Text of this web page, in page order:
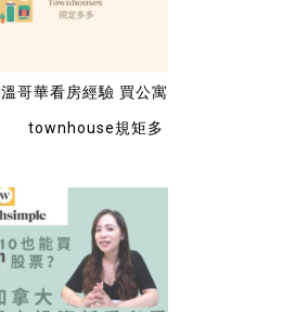
溫哥華看房經驗 買公寓
townhouse規矩多